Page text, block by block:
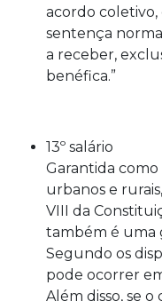
acordo
sentença
a receber,
benéfica.”
13º salário
Garantida
urbanos e
VIII da
também é uma
Segundo os
pode ocorrer
Além disso, se